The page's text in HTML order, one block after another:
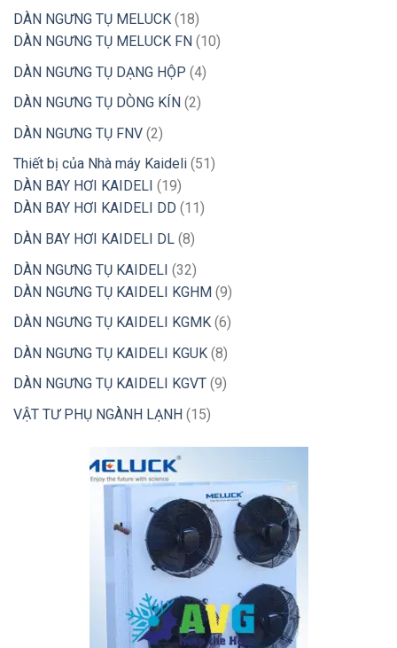
phẩmsản
phẩm
DÀN NGƯNG TỤ MELUCK 1818
sản
phẩm
DÀN NGƯNG TỤ MELUCK FN 1010
DÀN NGƯNG TỤ DẠNG HỘP 44
DÀN NGƯNG TỤ DÒNG KÍN 22
DÀN NGƯNG TỤ FNV 22
sản
phẩm
Thiết bị của Nhà máy Kaideli 51 51
DÀN BAY HƠI KAIDELI 1919
sản
phẩm
DÀN BAY HƠI KAIDELI DD 11 11
DÀN BAY HƠI KAIDELI DL 88
sản
phẩm
DÀN NGƯNG TỤ KAIDELI 3232
sản
phẩm
DÀN NGƯNG TỤ KAIDELI KGHM 99
sản
phẩm
DÀN NGƯNG TỤ KAIDELI KGMK 66
DÀN NGƯNG TỤ KAIDELI KGUK 88
sản
phẩm
DÀN NGƯNG TỤ KAIDELI KGVT 99
VẬT TƯ PHỤ NGÀNH LẠNH 1515